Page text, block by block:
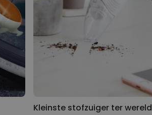
Kleinste stofzuiger ter wereld